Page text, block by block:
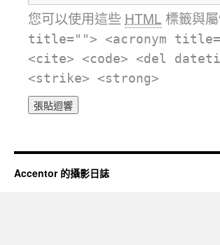
您可以使用這些 HTML 標籤與屬
title=""> <acronym
<cite> <code> <del
<strike> <strong>
Accentor 的攝影日誌